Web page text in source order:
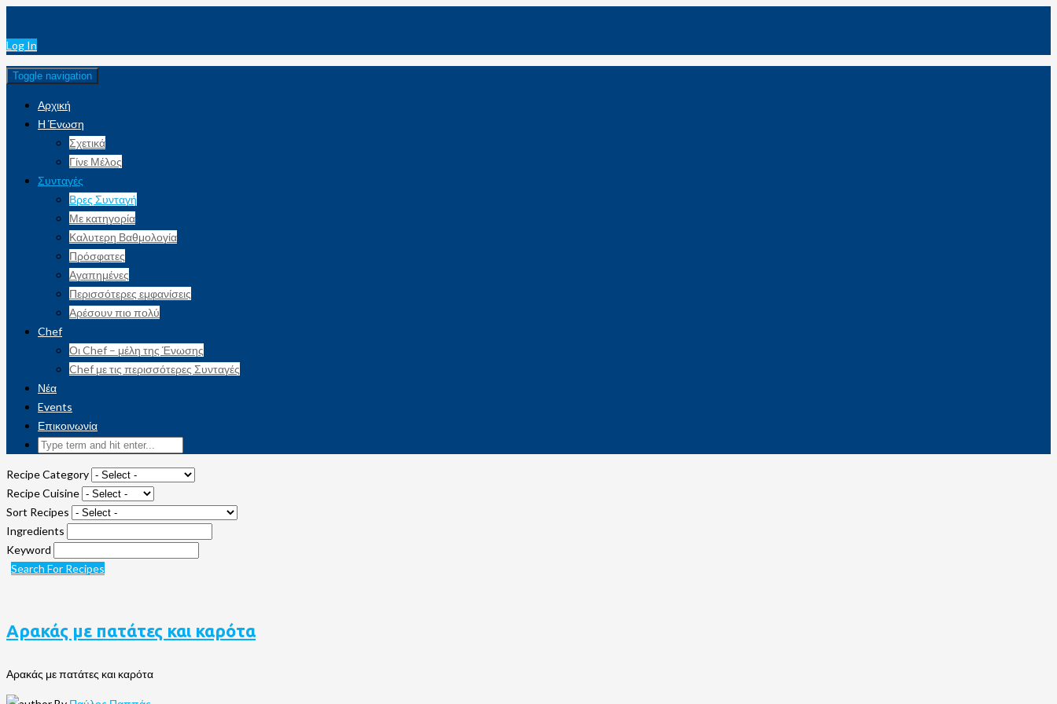
Log In
Toggle navigation
Αρχική
Η Ένωση
Σχετικά
Γίνε Μέλος
Συνταγές
Βρες Συνταγή
Με κατηγορία
Καλυτερη Βαθμολογία
Πρόσφατες
Αγαπημένες
Περισσότερες εμφανίσεις
Αρέσουν πιο πολύ
Chef
Οι Chef – μέλη της Ένωσης
Chef με τις περισσότερες Συνταγές
Νέα
Events
Επικοινωνία
Recipe Category
Recipe Cuisine
Sort Recipes
Ingredients
Keyword
Search For Recipes
Αρακάς με πατάτες και καρότα
Αρακάς με πατάτες και καρότα